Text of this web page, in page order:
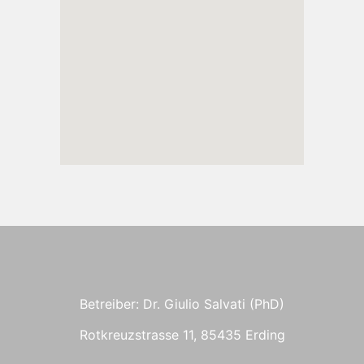
Betreiber: Dr. Giulio Salvati (PhD)
Rotkreuzstrasse 11, 85435 Erding